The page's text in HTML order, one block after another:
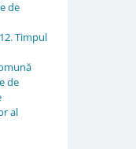
de
Timpul
de
al